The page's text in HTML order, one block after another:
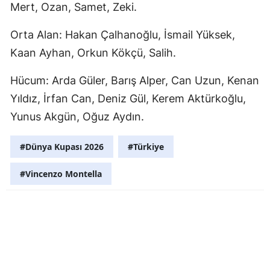
Mert, Ozan, Samet, Zeki.
Orta Alan: Hakan Çalhanoğlu, İsmail Yüksek,
Kaan Ayhan, Orkun Kökçü, Salih.
Hücum: Arda Güler, Barış Alper, Can Uzun, Kenan
Yıldız, İrfan Can, Deniz Gül, Kerem Aktürkoğlu,
Yunus Akgün, Oğuz Aydın.
#Dünya Kupası 2026 #Türkiye
#Vincenzo Montella